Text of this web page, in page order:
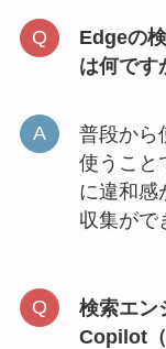
Edgeの
は何です
普段から
使うこと
に違和感
収集がで
検索エン
Copilot